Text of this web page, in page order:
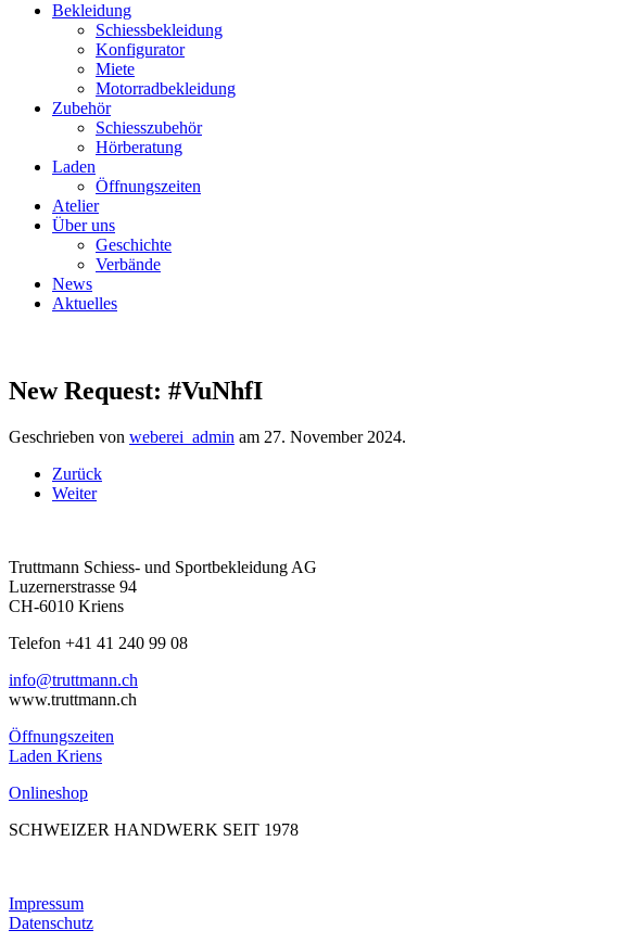
Bekleidung
Schiessbekleidung
Konfigurator
Miete
Motorradbekleidung
Zubehör
Schiesszubehör
Hörberatung
Laden
Öffnungszeiten
Atelier
Über uns
Geschichte
Verbände
News
Aktuelles
New Request: #VuNhfI
Geschrieben von weberei_admin am 27. November 2024.
Zurück
Weiter
Truttmann Schiess- und Sportbekleidung AG
Luzernerstrasse 94
CH-6010 Kriens
Telefon +41 41 240 99 08
hc.nnamtturt@ofni
www.truttmann.ch
Öffnungszeiten
Laden Kriens
Onlineshop
SCHWEIZER HANDWERK SEIT 1978
Impressum
Datenschutz